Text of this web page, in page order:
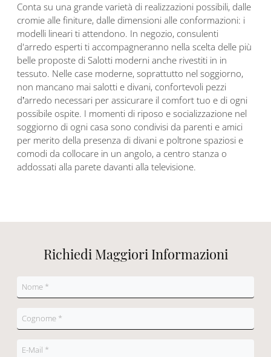
Conta su una grande varietà di realizzazioni possibili, dalle
cromie alle finiture, dalle dimensioni alle conformazioni: i
modelli lineari ti attendono. In negozio, consulenti
d'arredo esperti ti accompagneranno nella scelta delle più
belle proposte di Salotti moderni anche rivestiti in in
tessuto. Nelle case moderne, soprattutto nel soggiorno,
non mancano mai salotti e divani, confortevoli pezzi
d’arredo necessari per assicurare il comfort tuo e di ogni
possibile ospite. I momenti di riposo e socializzazione nel
soggiorno di ogni casa sono condivisi da parenti e amici
per merito della presenza di divani e poltrone spaziosi e
comodi da collocare in un angolo, a centro stanza o
addossati alla parete davanti alla televisione.
Richiedi Maggiori Informazioni